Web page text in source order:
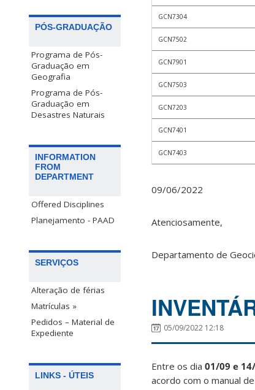
PÓS-GRADUAÇÃO
Programa de Pós-
Graduação em
Geografia
Programa de Pós-
Graduação em
Desastres Naturais
INFORMATION
FROM
DEPARTMENT
Offered Disciplines
Planejamento - PAAD
SERVIÇOS
Alteração de férias
Matrículas »
Pedidos – Material de
Expediente
LINKS - ÚTEIS
GCN7304
GCN7502
GCN7901
GCN7503
GCN7203
GCN7401
GCN7403
09/06/2022
Atenciosamente,
Departamento de
05/09/2022 12:18
Entre os dia 01/09 e
acordo com o manual